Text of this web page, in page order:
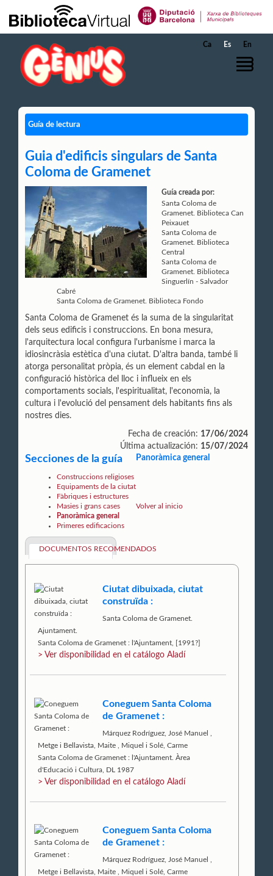
Saltar al contenido principal
Ca Es En
Guía de lectura
Guia d'edificis singulars de Santa
Coloma de Gramenet
Guía creada por:
Santa Coloma de
Gramenet. Biblioteca Can
Peixauet
Santa Coloma de
Gramenet. Biblioteca
Central
Santa Coloma de
Gramenet. Biblioteca
Singuerlín - Salvador
Cabré
Santa Coloma de Gramenet. Biblioteca Fondo
Santa Coloma de Gramenet és la suma de la singularitat
dels seus edificis i construccions. En bona mesura,
l'arquitectura local configura l'urbanisme i marca la
idiosincràsia estètica d'una ciutat. D'altra banda, també li
atorga personalitat pròpia, és un element cabdal en la
configuració històrica del lloc i influeix en els
comportaments socials, l'espiritualitat, l'economia, la
cultura i l'evolució del pensament dels habitants fins als
nostres dies.
Fecha de creación: 17/06/2024
Última actualización: 15/07/2024
Secciones de la guía
Construccions religioses
Equipaments de la ciutat
Fàbriques i estructures
Masies i grans cases
Panoràmica general
Primeres edificacions
Panoràmica general
DOCUMENTOS RECOMENDADOS
Ciutat dibuixada, ciutat
construïda :
Santa Coloma de Gramenet.
Ajuntament.
Santa Coloma de Gramenet : l'Ajuntament, [1991?]
> Ver disponibilidad en el catálogo Aladí
Coneguem Santa Coloma
de Gramenet :
Márquez Rodríguez, José Manuel
Metge i Bellavista, Maite
Miquel i Solé, Carme
Santa Coloma de Gramenet : l'Ajuntament. Àrea
d'Educació i Cultura, DL 1987
> Ver disponibilidad en el catálogo Aladí
Coneguem Santa Coloma
de Gramenet :
Márquez Rodríguez, José Manuel
Metge i Bellavista, Maite
Miquel i Solé, Carme
Volver al inicio